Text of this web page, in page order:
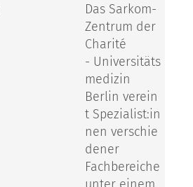
Das Sarkom-
Zentrum der
Charité
- Universitäts
medizin
Berlin verein
t Spezialist:in
nen verschie
dener
Fachbereiche